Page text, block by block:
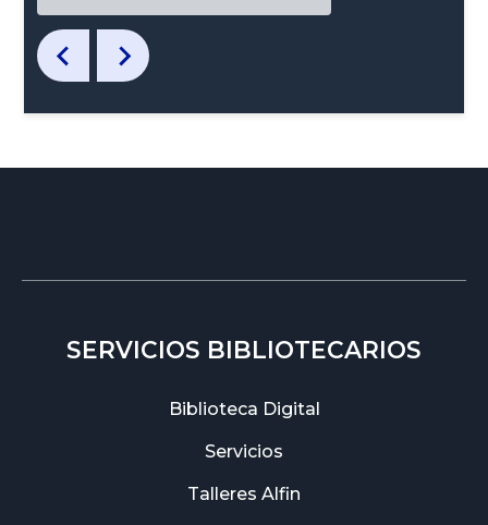
SERVICIOS BIBLIOTECARIOS
Biblioteca Digital
Servicios
Talleres Alfin